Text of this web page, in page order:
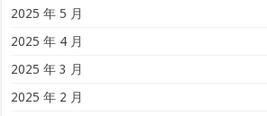
2025 年 5 月
2025 年 4 月
2025 年 3 月
2025 年 2 月